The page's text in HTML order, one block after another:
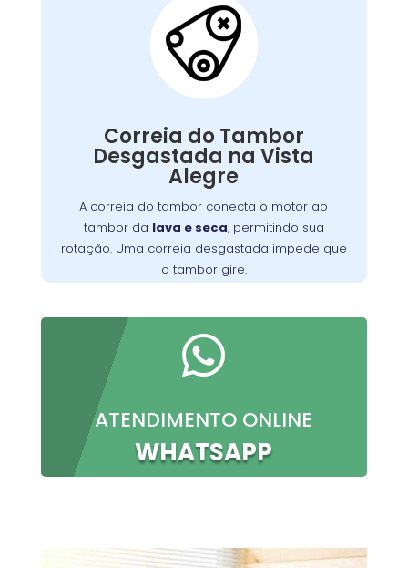
Correia do Tambor
Desgastada na Vista
Alegre
A correia do tambor conecta o motor ao
tambor da lava e seca, permitindo sua
rotação. Uma correia desgastada impede que
o tambor gire.
Correia do Tambor
Desgastada:
correia do tambor
conecta o motor ao
máquina de lavar
tensão ou quebrar, resultando em um tambor
que não gira, ruídos estranhos ou ciclos
Substituir a correia desgastada é
máquina
. Verifique periodicamente e consulte
um técnico para a troca adequada, garantindo
maior durabilidade do equipamento

ATENDIMENTO ONLINE
WHATSAPP